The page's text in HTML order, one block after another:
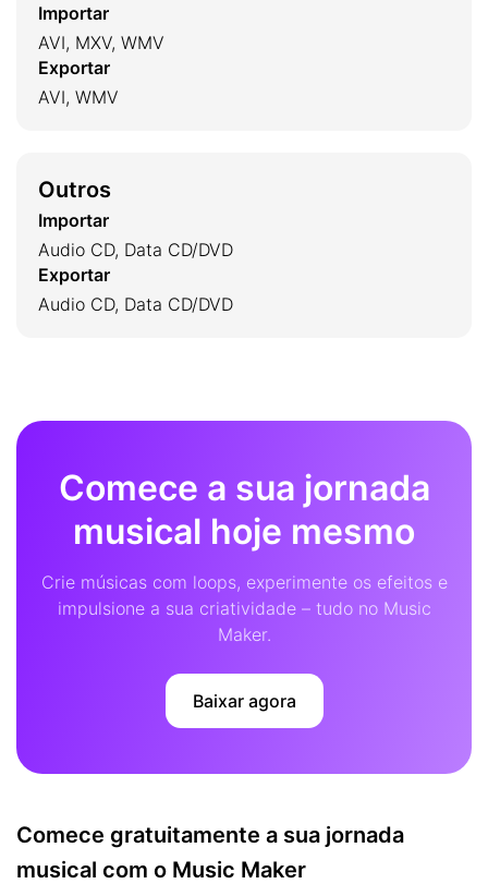
Importar
AVI, MXV, WMV
Exportar
AVI, WMV
Outros
Importar
Audio CD, Data CD/DVD
Exportar
Audio CD, Data CD/DVD
Comece a sua jornada
musical hoje mesmo
Crie músicas com loops, experimente os efeitos e
impulsione a sua criatividade – tudo no Music
Maker.
Baixar agora
Comece gratuitamente a sua jornada
musical com o Music Maker